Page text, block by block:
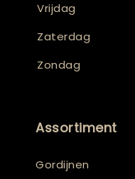
Vrijdag
Zaterdag
Zondag
Assortiment
Gordijnen